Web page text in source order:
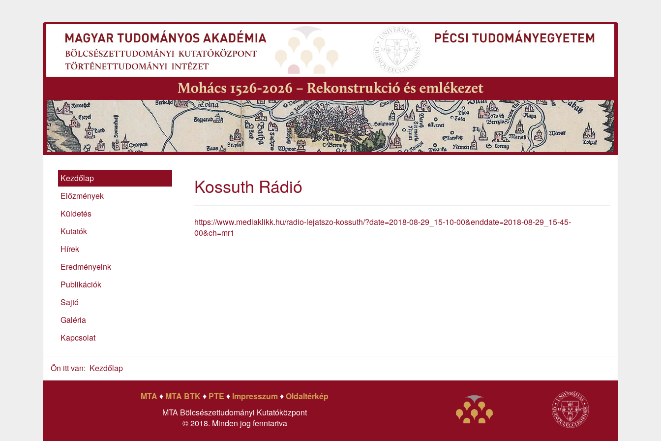
Kossuth Rádió
https://www.mediaklikk.hu/radio-lejatszo-kossuth/?date=2018-08-29_15-10-00&enddate=2018-08-29_15-45-
00&ch=mr1
Kezdőlap
Előzmények
Küldetés
Kutatók
Hírek
Eredményeink
Publikációk
Sajtó
Galéria
Kapcsolat
Ön itt van: Kezdőlap
MTA ♦ MTA BTK ♦ PTE ♦ Impresszum♦Oldaltérkép
MTA Bölcsészettudományi Kutatóközpont
© 2018. Minden jog fenntartva